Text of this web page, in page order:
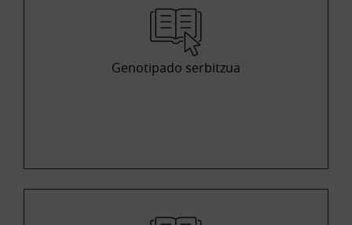
Genotipado serbitzua